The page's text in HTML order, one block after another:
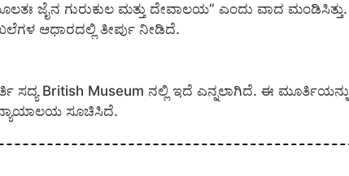
ಜೈನ ಗುರುಕುಲ ಮತ್ತು ದೇವಾಲಯ” ಎಂದು ವಾದ ಮಂಡಿಸಿತ್ತು.
ಆಧಾರದಲ್ಲಿ ತೀರ್ಪು ನೀಡಿದೆ.
ಸದ್ಯ British Museum ನಲ್ಲಿ ಇದೆ ಎನ್ನಲಾಗಿದೆ. ಈ ಮೂರ್ತಿಯನ್ನು
ನ್ಯಾಯಾಲಯ ಸೂಚಿಸಿದೆ.